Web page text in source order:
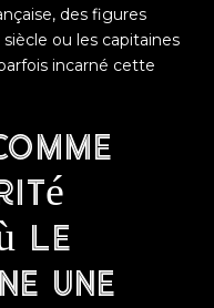
des figures
ou les capitaines
incarné cette
le
une